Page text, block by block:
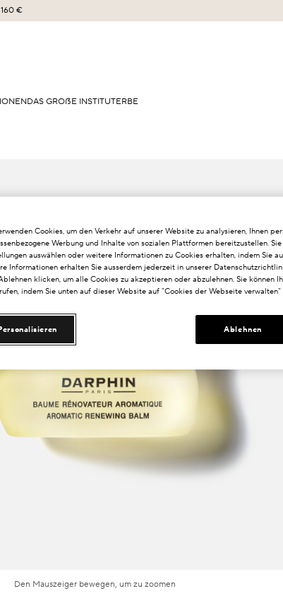
€
DAS GROẞE INSTITUTERBE
Den Mauszeiger bewegen, um zu zoomen
Cookies, um den Verkehr auf unserer Website zu analysieren, Ihnen
Werbung und Inhalte von sozialen Plattformen bereitzustellen.
auswählen oder weitere Informationen zu Cookies erhalten, indem Sie
Informationen erhalten Sie ausserdem jederzeit in unserer
klicken, um alle Cookies zu akzeptieren oder abzulehnen. Sie können
indem Sie unten auf dieser Website auf "Cookies der Webseite
Ablehnen